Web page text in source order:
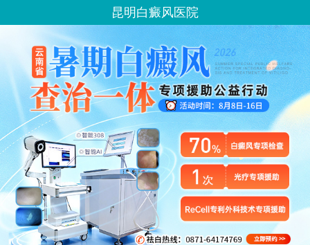
昆明白癜风医院